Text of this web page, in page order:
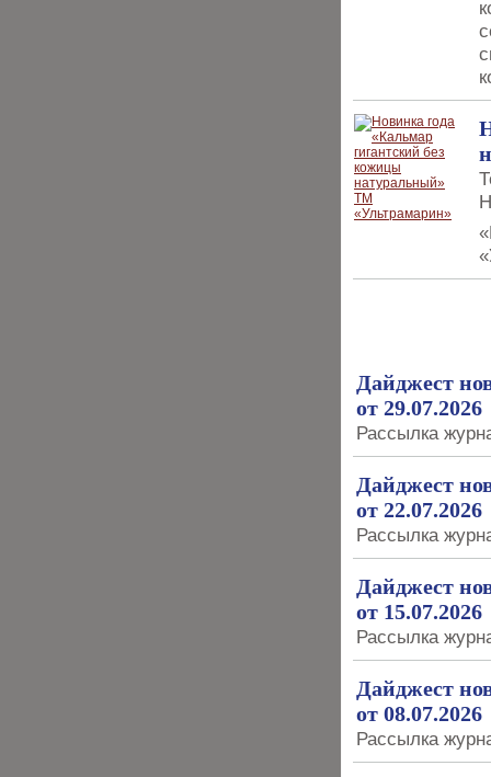
Дайджест
от 29.07.2026
Рассылка
Дайджест
от 22.07.2026
Рассылка
Дайджест
от 15.07.2026
Рассылка
Дайджест
от 08.07.2026
Рассылка